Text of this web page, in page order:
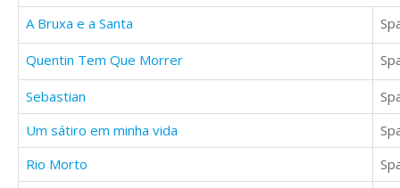
A Bruxa e a Santa
Quentin Tem Que Morrer
Sebastian
Um sátiro em minha vida
Rio Morto